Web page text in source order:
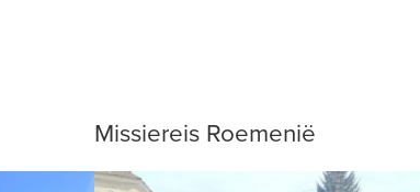
Missiereis Roemenië